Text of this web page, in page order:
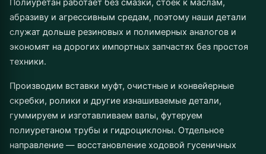
Полиуретан работает без смазки, стоек к маслам,
абразиву и агрессивным средам, поэтому наши детали
служат дольше резиновых и полимерных аналогов и
экономят на дорогих импортных запчастях без простоя
техники.
Производим вставки муфт, очистные и конвейерные
скребки, ролики и другие изнашиваемые детали,
гуммируем и изготавливаем валы, футеруем
полиуретаном трубы и гидроциклоны. Отдельное
направление — восстановление ходовой гусеничных